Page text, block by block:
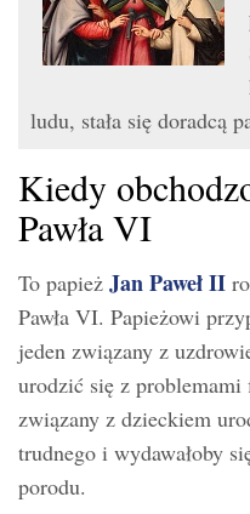
ludu, stała się doradcą
Kiedy
Pawła VI
To papież Jan Paweł II
Pawła VI. Papieżowi
jeden związany z
urodzić się z
związany z dzieckiem
trudnego i wydawałoby
porodu.